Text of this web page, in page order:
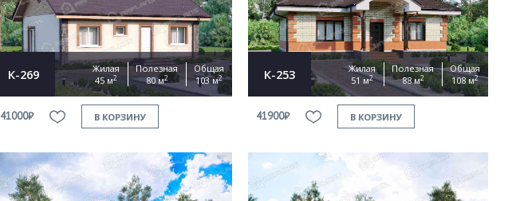
К-269
Жилая
45 м2
Полезная
80 м2
Общая
103 м2
41000₽ В КОРЗИНУ
К-253
Жилая
51 м2
Полезная
88 м2
Общая
108 м2
41900₽ В КОРЗИНУ